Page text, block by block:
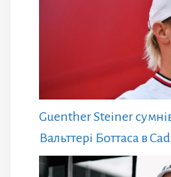
Guenther Steiner
Вальттері Боттаса в